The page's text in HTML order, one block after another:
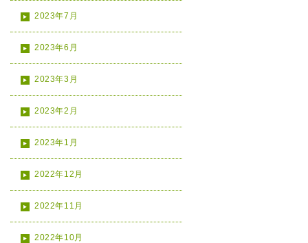
2023年7月
2023年6月
2023年3月
2023年2月
2023年1月
2022年12月
2022年11月
2022年10月